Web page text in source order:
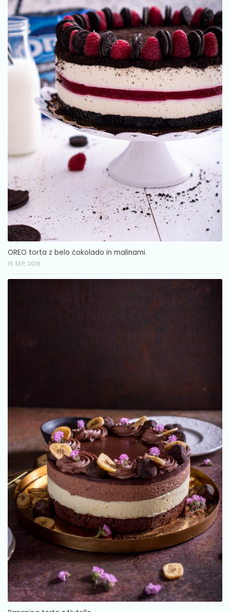
OREO torta z belo čokolado in malinami
15 SEP, 2019